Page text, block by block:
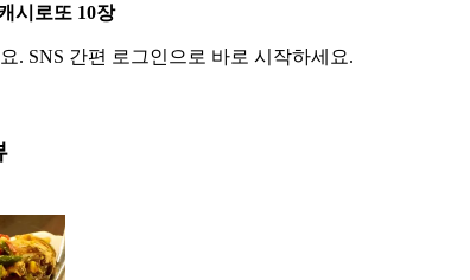
시로또 10장
. SNS 간편 로그인으로 바로 시작하세요.